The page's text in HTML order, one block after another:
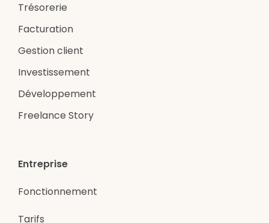
Trésorerie
Facturation
Gestion client
Investissement
Développement
Freelance Story
Entreprise
Fonctionnement
Tarifs